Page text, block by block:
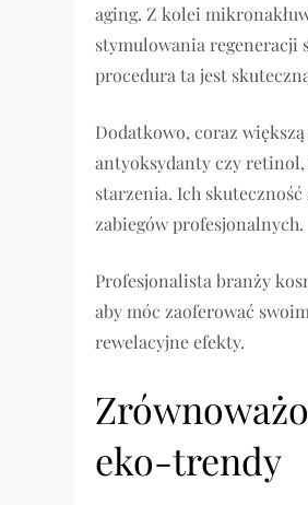
aging. Z kolei
stymulowania regeneracji
procedura ta jest
Dodatkowo, coraz
antyoksydanty czy
starzenia. Ich
zabiegów profesjonalnych.
Profesjonalista branży
aby móc zaoferować
rewelacyjne efekty.
eko-trendy